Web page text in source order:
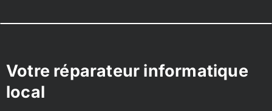
Votre réparateur informatique
local